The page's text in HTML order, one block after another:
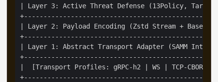
| Layer 3: Active Threat Defense (13Policy,
| Layer 2: Payload Encoding (Zstd Stream +
| Layer 1: Abstract Transport Adapter (SAMM
|  [Transport Profiles: gRPC-h2 | WS | TCP-CBOR-